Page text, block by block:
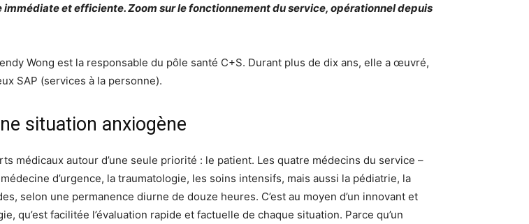
et efficiente. Zoom sur le fonctionnement du service, opérationnel depuis
Wong est la responsable du pôle santé C+S. Durant plus de dix ans, elle a œuvré,
SAP (services à la personne).
situation anxiogène
médicaux autour d’une seule priorité : le patient. Les quatre médecins du service –
d’urgence, la traumatologie, les soins intensifs, mais aussi la pédiatrie, la
selon une permanence diurne de douze heures. C’est au moyen d’un innovant et
qu’est facilitée l’évaluation rapide et factuelle de chaque situation. Parce qu’un